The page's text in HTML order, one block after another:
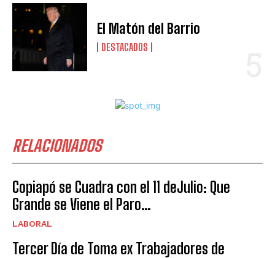
El Matón del Barrio
DESTACADOS
RELACIONADOS
Copiapó se Cuadra con el 11 deJulio: Que
Grande se Viene el Paro…
LABORAL
Tercer Día de Toma ex Trabajadores de